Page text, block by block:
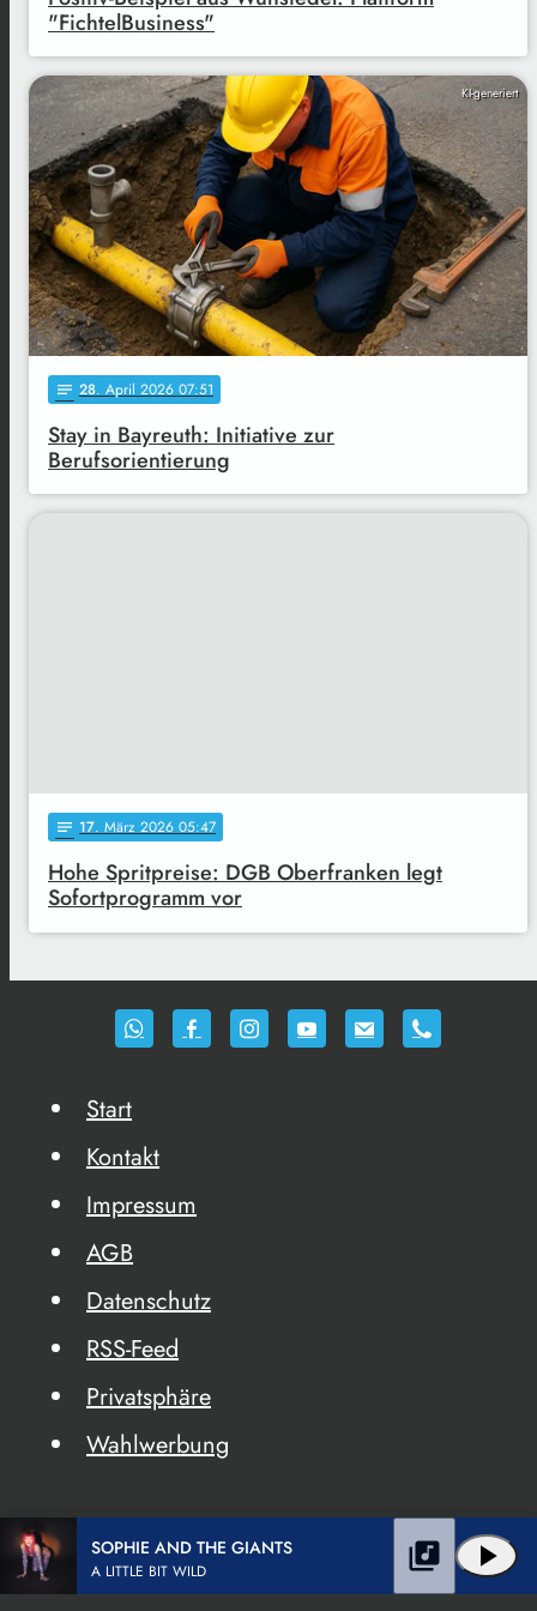
"FichtelBusiness"
KI-generiert
notes 28. April 2026 07:51
Stay in Bayreuth: Initiative zur
Berufsorientierung
notes 17. März 2026 05:47
Hohe Spritpreise: DGB Oberfranken legt
Sofortprogramm vor
Start
Kontakt
Impressum
AGB
Datenschutz
RSS-Feed
Privatsphäre
Wahlwerbung
SOPHIE AND THE GIANTS
A LITTLE BIT WILD play_arrow
library_music